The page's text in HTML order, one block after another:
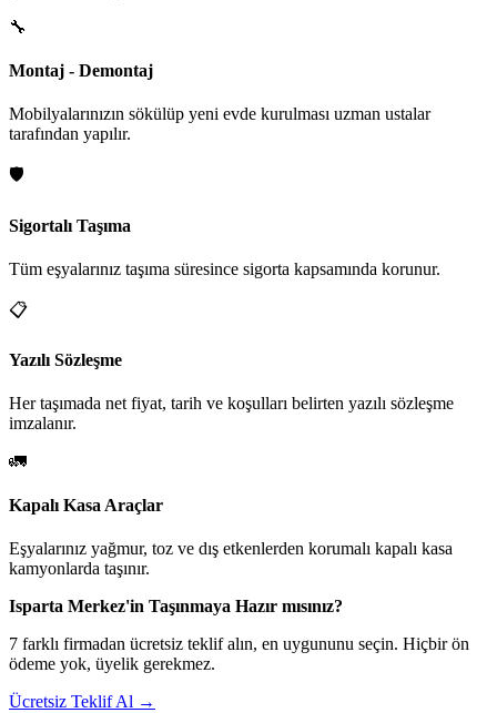
🔧
Montaj - Demontaj
Mobilyalarınızın sökülüp yeni evde kurulması uzman ustalar
tarafından yapılır.
🛡️
Sigortalı Taşıma
Tüm eşyalarınız taşıma süresince sigorta kapsamında korunur.
📋
Yazılı Sözleşme
Her taşımada net fiyat, tarih ve koşulları belirten yazılı sözleşme
imzalanır.
🚛
Kapalı Kasa Araçlar
Eşyalarınız yağmur, toz ve dış etkenlerden korumalı kapalı kasa
kamyonlarda taşınır.
Isparta Merkez'in Taşınmaya Hazır mısınız?
7 farklı firmadan ücretsiz teklif alın, en uygununu seçin. Hiçbir ön
ödeme yok, üyelik gerekmez.
Ücretsiz Teklif Al →